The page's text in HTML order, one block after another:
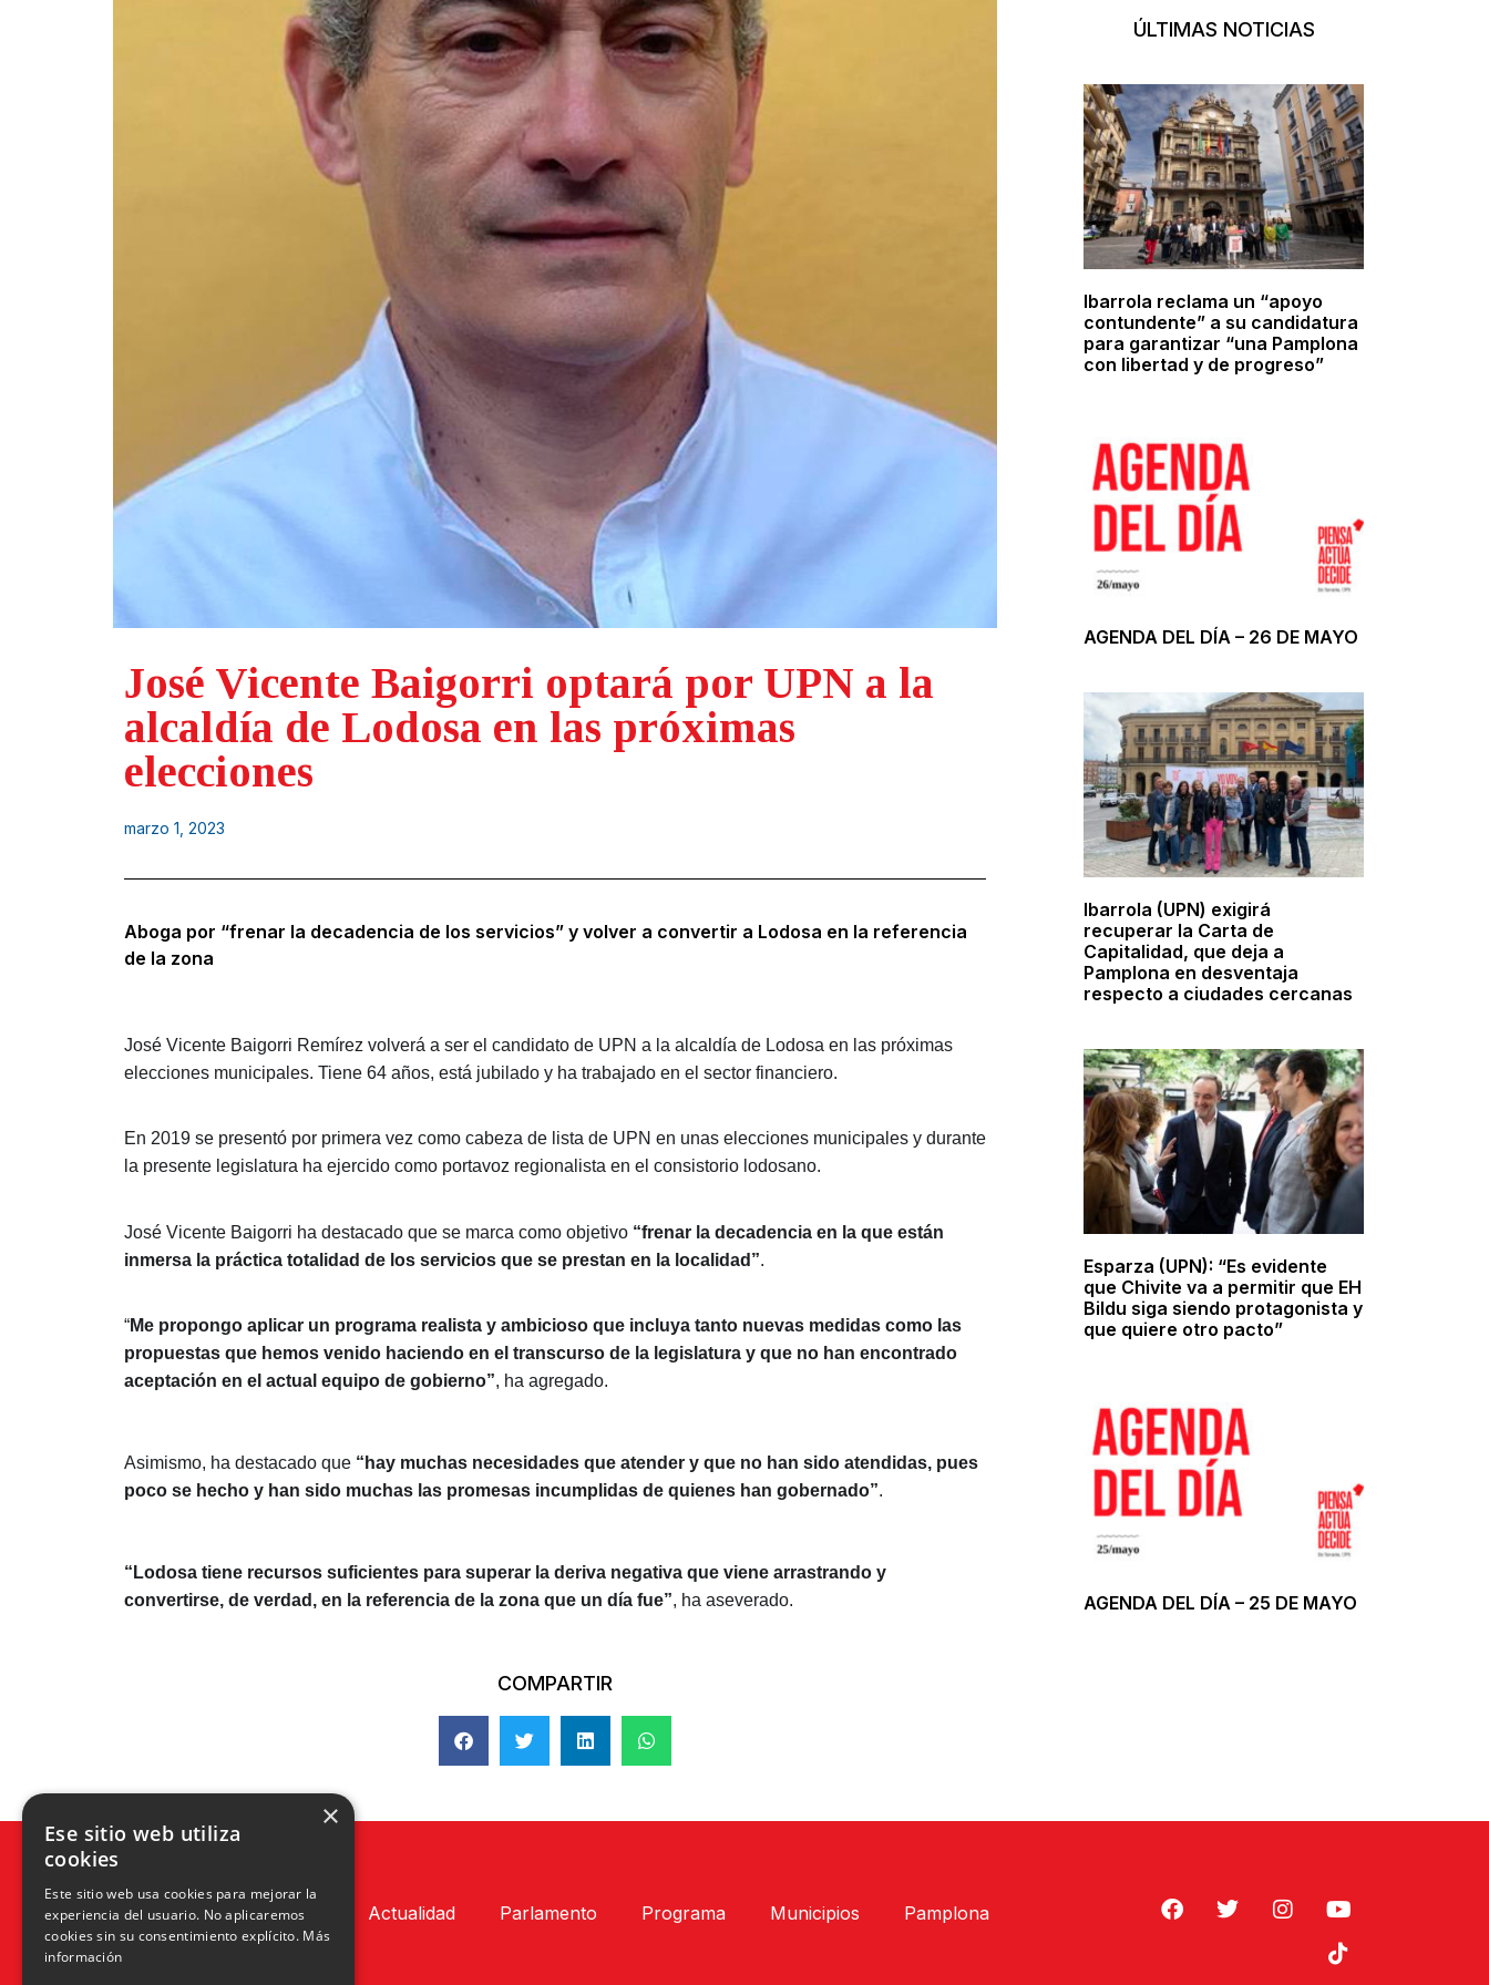
José Vicente Baigorri optará por UPN a la
alcaldía de Lodosa en las próximas
elecciones
marzo 1, 2023
Aboga por “frenar la decadencia de los servicios” y volver a convertir a Lodosa en la referencia
de la zona
José Vicente Baigorri Remírez volverá a ser el candidato de UPN a la alcaldía de Lodosa en las próximas
elecciones municipales. Tiene 64 años, está jubilado y ha trabajado en el sector financiero.
En 2019 se presentó por primera vez como cabeza de lista de UPN en unas elecciones municipales y durante
la presente legislatura ha ejercido como portavoz regionalista en el consistorio lodosano.
José Vicente Baigorri ha destacado que se marca como objetivo “frenar la decadencia en la que están
inmersa la práctica totalidad de los servicios que se prestan en la localidad”.
“Me propongo aplicar un programa realista y ambicioso que incluya tanto nuevas medidas como las
propuestas que hemos venido haciendo en el transcurso de la legislatura y que no han encontrado
aceptación en el actual equipo de gobierno”, ha agregado.
Asimismo, ha destacado que “hay muchas necesidades que atender y que no han sido atendidas, pues
poco se hecho y han sido muchas las promesas incumplidas de quienes han gobernado”.
“Lodosa tiene recursos suficientes para superar la deriva negativa que viene arrastrando y
convertirse, de verdad, en la referencia de la zona que un día fue”, ha aseverado.
COMPARTIR
ÚLTIMAS NOTICIAS
Ibarrola reclama un “apoyo
contundente” a su candidatura
para garantizar “una Pamplona
con libertad y de progreso”
AGENDA DEL DÍA – 26 DE MAYO
Ibarrola (UPN) exigirá
recuperar la Carta de
Capitalidad, que deja a
Pamplona en desventaja
respecto a ciudades cercanas
Esparza (UPN): “Es evidente
que Chivite va a permitir que EH
Bildu siga siendo protagonista y
que quiere otro pacto”
AGENDA DEL DÍA – 25 DE MAYO
Actualidad Parlamento Programa Municipios Pamplona
×
Ese sitio web utiliza
cookies
Este sitio web usa cookies para mejorar la
experiencia del usuario. No aplicaremos
cookies sin su consentimiento explícito. Más
información